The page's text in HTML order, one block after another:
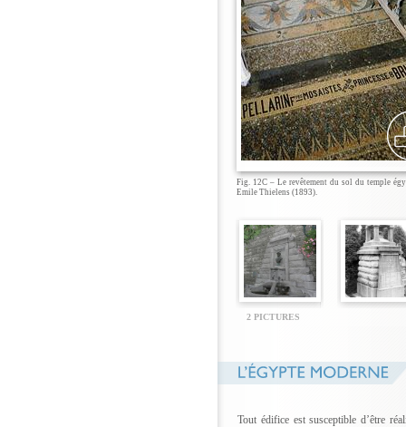
Fig. 12C – Le revêtement du sol du temple
Emile Thielens (1893).
2 PICTURES
Tout édifice est susceptible d’être